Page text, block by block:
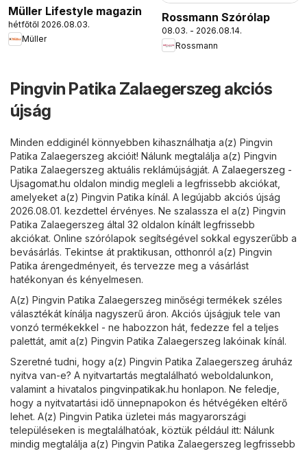
Müller Lifestyle magazin
hétfőtől 2026.08.03.
Müller
Rossmann Szórólap
08.03. - 2026.08.14.
Rossmann
Pingvin Patika Zalaegerszeg akciós
újság
Minden eddiginél könnyebben kihasználhatja a(z) Pingvin
Patika Zalaegerszeg akcióit! Nálunk megtalálja a(z) Pingvin
Patika Zalaegerszeg aktuális reklámújságját. A Zalaegerszeg -
Ujsagomat.hu oldalon mindig megleli a legfrissebb akciókat,
amelyeket a(z) Pingvin Patika kínál. A legújabb akciós újság
2026.08.01. kezdettel érvényes. Ne szalassza el a(z) Pingvin
Patika Zalaegerszeg által 32 oldalon kínált legfrissebb
akciókat. Online szórólapok segítségével sokkal egyszerűbb a
bevásárlás. Tekintse át praktikusan, otthonról a(z) Pingvin
Patika árengedményeit, és tervezze meg a vásárlást
hatékonyan és kényelmesen.
A(z) Pingvin Patika Zalaegerszeg minőségi termékek széles
választékát kínálja nagyszerű áron. Akciós újságjuk tele van
vonzó termékekkel - ne habozzon hát, fedezze fel a teljes
palettát, amit a(z) Pingvin Patika Zalaegerszeg lakóinak kínál.
Szeretné tudni, hogy a(z) Pingvin Patika Zalaegerszeg áruház
nyitva van-e? A nyitvartartás megtalálható weboldalunkon,
valamint a hivatalos pingvinpatikak.hu honlapon. Ne feledje,
hogy a nyitvatartási idő ünnepnapokon és hétvégéken eltérő
lehet. A(z) Pingvin Patika üzletei más magyarországi
településeken is megtalálhatóak, köztük például itt: Nálunk
mindig megtalálja a(z) Pingvin Patika Zalaegerszeg legfrissebb